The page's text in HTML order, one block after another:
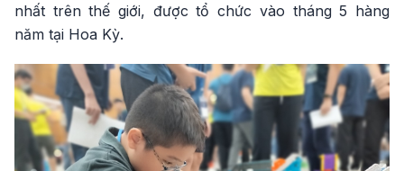
nhất trên thế giới, được tổ chức vào tháng 5 hàng
năm tại Hoa Kỳ.